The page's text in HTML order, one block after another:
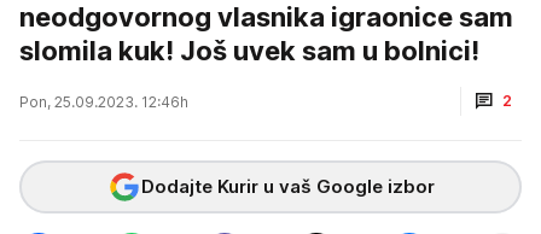
neodgovornog vlasnika igraonice sam
slomila kuk! Još uvek sam u bolnici!
Pon, 25.09.2023. 12:46h 2
Dodajte Kurir u vaš Google izbor